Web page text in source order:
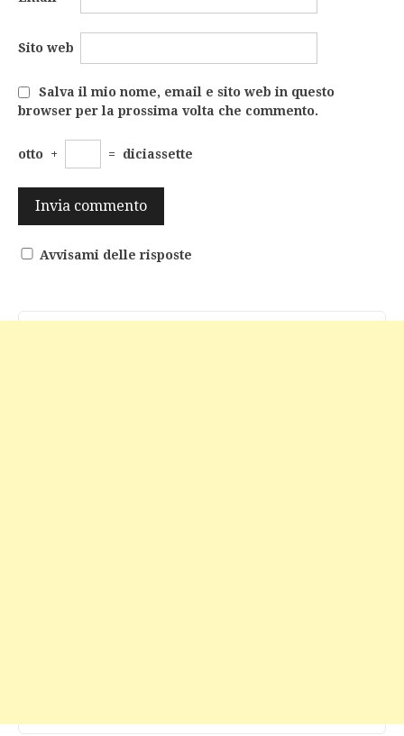
Sito web
Salva il mio nome, email e sito web in questo
browser per la prossima volta che commento.
otto + = diciassette
Avvisami delle risposte